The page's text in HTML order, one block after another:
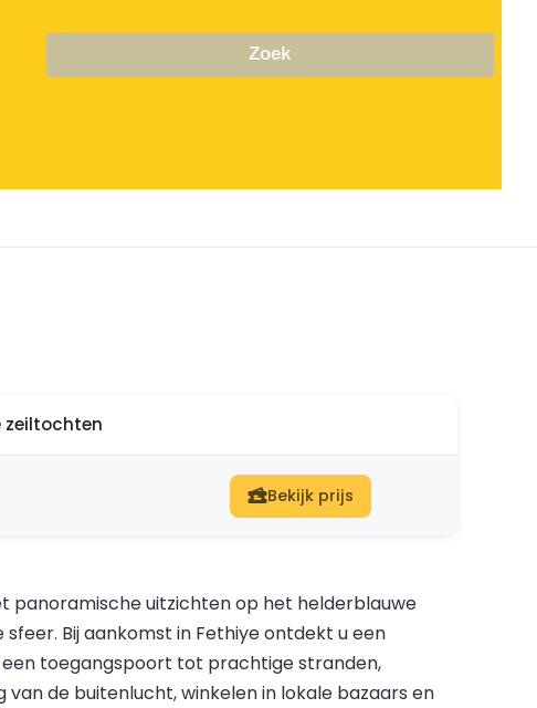
Zoek
zeiltochten
Bekijk prijs
panoramische uitzichten op het helderblauwe
Bij aankomst in Fethiye ontdekt u een
toegangspoort tot prachtige stranden,
de buitenlucht, winkelen in lokale bazaars en